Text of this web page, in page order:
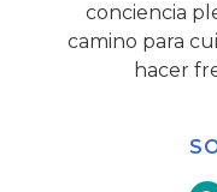
conciencia
camino para
hacer